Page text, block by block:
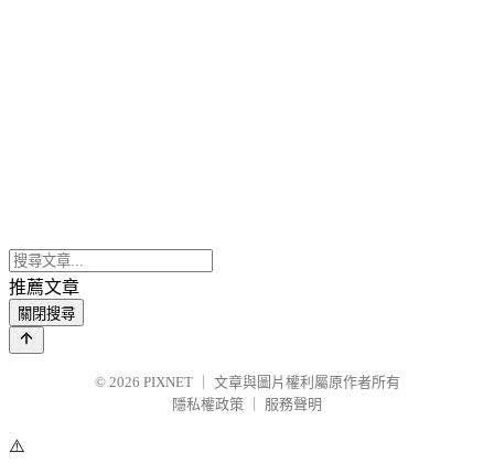
推薦文章
關閉搜尋
© 2026 PIXNET
文章與圖片權利屬原作者所有
隱私權政策
服務聲明
⚠️